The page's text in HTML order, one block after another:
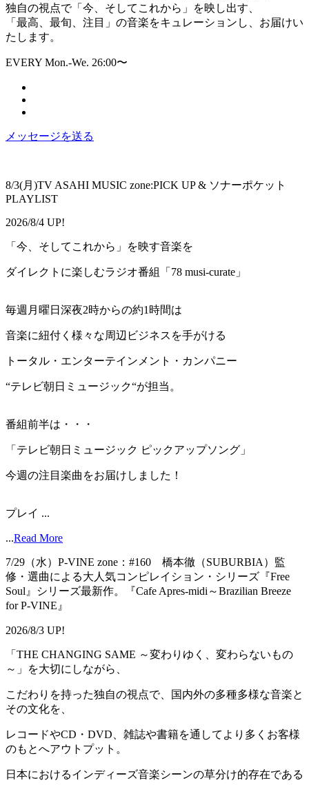
独自の視点で「今、そしてこれから」を映し出す、
「最高、最旬、注目」の音楽をキュレーションし、お届けい
たします。
EVERY Mon.-We. 26:00〜
メッセージを送る
8/3(月)TV ASAHI MUSIC zone:PICK UP & ソナーポケット
PLAYLIST
2026/8/4 UP!
「今、そしてこれから」を映す音楽を
ダイレクトに楽しむラジオ番組「78 musi-curate」
毎週月曜日深夜2時からの約1時間は
音楽に紐付く様々な周辺ビジネスを手がける
トータル・エンターテインメント・カンパニー
“テレビ朝日ミュージック“が担当。
番組前半は・・・
「テレビ朝日ミュージック ピックアップソング」
今週の注目楽曲をお届けしました！
プレイ ...
...Read More
7/29（水）P-VINE zone：#160 橋本徹（SUBURBIA）監
修・選曲による大人気コンピレイション・シリーズ『Free
Soul』シリーズ最新作。『Cafe Apres-midi～Brazilian Breeze
for P-VINE』
2026/8/3 UP!
「THE CHANGING SAME ～変わりゆく、変わらないもの
～」を大切にしながら、
こだわりを持った独自の視点で、国内外の多種多様な音楽と
その文化を、
レコードやCD・DVD、雑誌や書籍を通してより多くお客様
のもとへアウトプット。
日本におけるインディーズ音楽シーンの草分け的存在である